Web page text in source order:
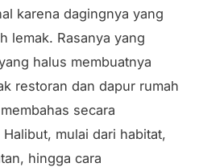
karena dagingnya yang
lemak. Rasanya yang
halus membuatnya
restoran dan dapur rumah
secara
mulai dari habitat,
hingga cara